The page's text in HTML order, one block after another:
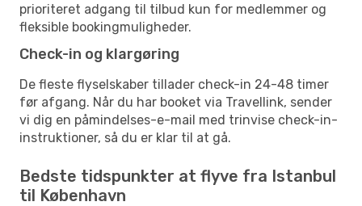
prioriteret adgang til tilbud kun for medlemmer og
fleksible bookingmuligheder.
Check-in og klargøring
De fleste flyselskaber tillader check-in 24-48 timer
før afgang. Når du har booket via Travellink, sender
vi dig en påmindelses-e-mail med trinvise check-in-
instruktioner, så du er klar til at gå.
Bedste tidspunkter at flyve fra Istanbul
til København